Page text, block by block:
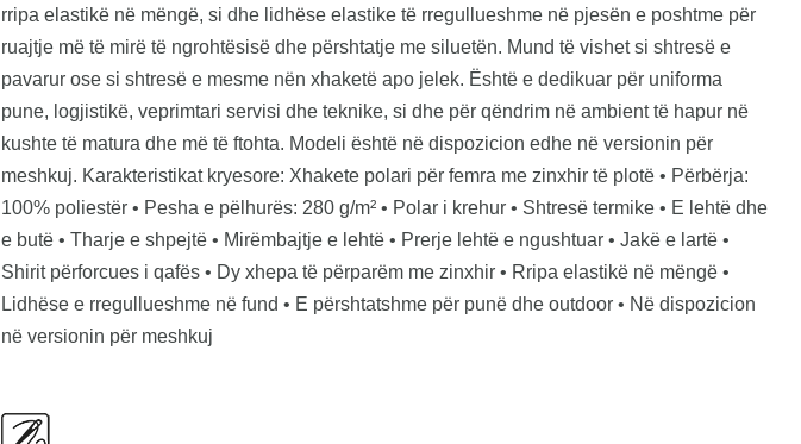
rripa elastikë në mëngë, si dhe lidhëse elastike të rregullueshme në pjesën e poshtme për
ruajtje më të mirë të ngrohtësisë dhe përshtatje me siluetën. Mund të vishet si shtresë e
pavarur ose si shtresë e mesme nën xhaketë apo jelek. Është e dedikuar për uniforma
pune, logjistikë, veprimtari servisi dhe teknike, si dhe për qëndrim në ambient të hapur në
kushte të matura dhe më të ftohta. Modeli është në dispozicion edhe në versionin për
meshkuj. Karakteristikat kryesore: Xhakete polari për femra me zinxhir të plotë • Përbërja:
100% poliestër • Pesha e pëlhurës: 280 g/m² • Polar i krehur • Shtresë termike • E lehtë dhe
e butë • Tharje e shpejtë • Mirëmbajtje e lehtë • Prerje lehtë e ngushtuar • Jakë e lartë •
Shirit përforcues i qafës • Dy xhepa të përparëm me zinxhir • Rripa elastikë në mëngë •
Lidhëse e rregullueshme në fund • E përshtatshme për punë dhe outdoor • Në dispozicion
në versionin për meshkuj